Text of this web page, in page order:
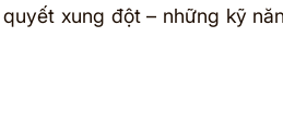
xung đột – những kỹ